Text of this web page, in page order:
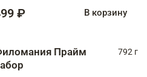
₽ В корзину
Прайм
792 г